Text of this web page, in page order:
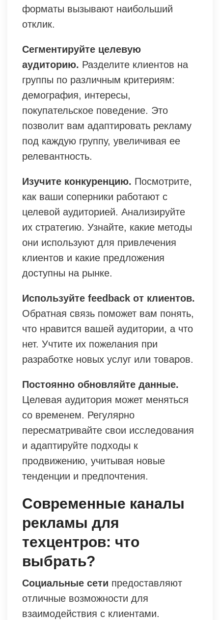
форматы вызывают наибольший
отклик.
Сегментируйте целевую
аудиторию. Разделите клиентов на
группы по различным критериям:
демография, интересы,
покупательское поведение. Это
позволит вам адаптировать рекламу
под каждую группу, увеличивая ее
релевантность.
Изучите конкуренцию. Посмотрите,
как ваши соперники работают с
целевой аудиторией. Анализируйте
их стратегию. Узнайте, какие методы
они используют для привлечения
клиентов и какие предложения
доступны на рынке.
Используйте feedback от клиентов.
Обратная связь поможет вам понять,
что нравится вашей аудитории, а что
нет. Учтите их пожелания при
разработке новых услуг или товаров.
Постоянно обновляйте данные.
Целевая аудитория может меняться
со временем. Регулярно
пересматривайте свои исследования
и адаптируйте подходы к
продвижению, учитывая новые
тенденции и предпочтения.
Современные каналы
рекламы для
техцентров: что
выбрать?
Социальные сети предоставляют
отличные возможности для
взаимодействия с клиентами.